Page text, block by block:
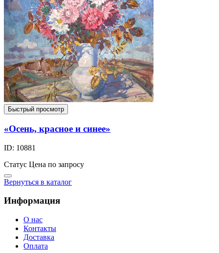
Быстрый просмотр
«Осень, красное и синее»
ID: 10881
Статус Цена по запросу
Вернуться в каталог
Информация
О нас
Контакты
Доставка
Оплата